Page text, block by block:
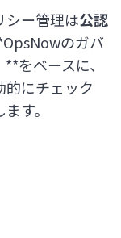
シー管理は公認
のガバ
をベースに、
的にチェック
す。